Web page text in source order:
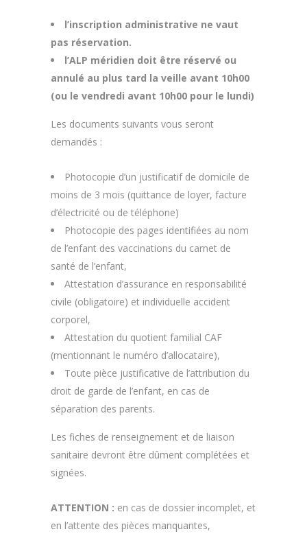
l’inscription administrative ne vaut
pas réservation.
l’ALP méridien doit être réservé ou
annulé au plus tard la veille avant 10h00
(ou le vendredi avant 10h00 pour le lundi)
Les documents suivants vous seront
demandés :
Photocopie d’un justificatif de domicile de
moins de 3 mois (quittance de loyer, facture
d’électricité ou de téléphone)
Photocopie des pages identifiées au nom
de l’enfant des vaccinations du carnet de
santé de l’enfant,
Attestation d’assurance en responsabilité
civile (obligatoire) et individuelle accident
corporel,
Attestation du quotient familial CAF
(mentionnant le numéro d’allocataire),
Toute pièce justificative de l’attribution du
droit de garde de l’enfant, en cas de
séparation des parents.
Les fiches de renseignement et de liaison
sanitaire devront être dûment complétées et
signées.
ATTENTION : en cas de dossier incomplet, et
en l’attente des pièces manquantes,